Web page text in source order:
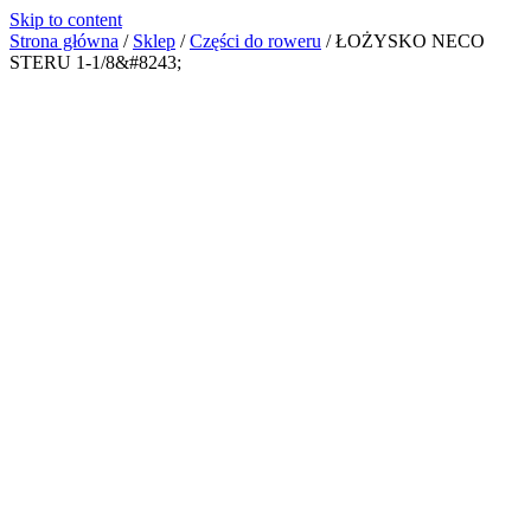
Skip to content
Strona główna / Sklep / Części do roweru / ŁOŻYSKO NECO
STERU 1-1/8&#8243;